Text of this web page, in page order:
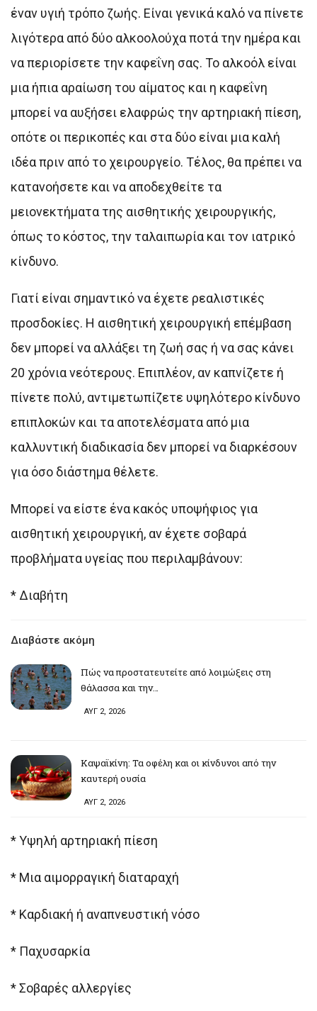
έναν υγιή τρόπο ζωής. Είναι γενικά καλό να πίνετε
λιγότερα από δύο αλκοολούχα ποτά την ημέρα και
να περιορίσετε την καφεΐνη σας. Το αλκοόλ είναι
μια ήπια αραίωση του αίματος και η καφεΐνη
μπορεί να αυξήσει ελαφρώς την αρτηριακή πίεση,
οπότε οι περικοπές και στα δύο είναι μια καλή
ιδέα πριν από το χειρουργείο. Τέλος, θα πρέπει να
κατανοήσετε και να αποδεχθείτε τα
μειονεκτήματα της αισθητικής χειρουργικής,
όπως το κόστος, την ταλαιπωρία και τον ιατρικό
κίνδυνο.
Γιατί είναι σημαντικό να έχετε ρεαλιστικές
προσδοκίες. Η αισθητική χειρουργική επέμβαση
δεν μπορεί να αλλάξει τη ζωή σας ή να σας κάνει
20 χρόνια νεότερους. Επιπλέον, αν καπνίζετε ή
πίνετε πολύ, αντιμετωπίζετε υψηλότερο κίνδυνο
επιπλοκών και τα αποτελέσματα από μια
καλλυντική διαδικασία δεν μπορεί να διαρκέσουν
για όσο διάστημα θέλετε.
Μπορεί να είστε ένα κακός υποψήφιος για
αισθητική χειρουργική, αν έχετε σοβαρά
προβλήματα υγείας που περιλαμβάνουν:
* Διαβήτη
Διαβάστε ακόμη
Πώς να προστατευτείτε από λοιμώξεις στη
θάλασσα και την…
ΑΥΓ 2, 2026
Καψαϊκίνη: Τα οφέλη και οι κίνδυνοι από την
καυτερή ουσία
ΑΥΓ 2, 2026
* Υψηλή αρτηριακή πίεση
* Μια αιμορραγική διαταραχή
* Καρδιακή ή αναπνευστική νόσο
* Παχυσαρκία
* Σοβαρές αλλεργίες